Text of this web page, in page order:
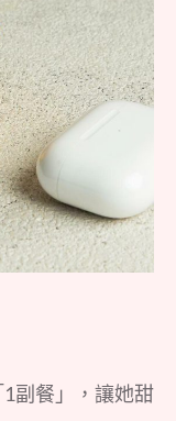
副餐」，讓她甜